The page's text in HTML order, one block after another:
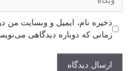
ذخیره نام، ایمیل و وبسایت من
زمانی که دوباره دیدگاهی